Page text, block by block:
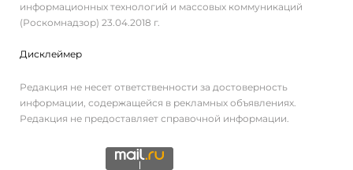
информационных технологий и массовых коммуникаций
(Роскомнадзор) 23.04.2018 г.
Дисклеймер
Редакция не несет ответственности за достоверность
информации, содержащейся в рекламных объявлениях.
Редакция не предоставляет справочной информации.